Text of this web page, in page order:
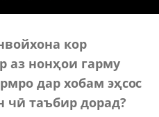
кор
аз нонҳои гарму
дар хобам эҳсос
чӣ таъбир дорад?